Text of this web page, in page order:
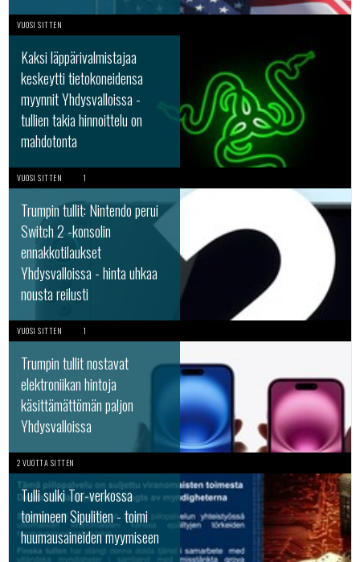
VUOSI SITTEN
Kaksi läppärivalmistajaa
keskeytti tietokoneidensa
myynnit Yhdysvalloissa -
tullien takia hinnoittelu on
mahdotonta
VUOSI SITTEN 1
Trumpin tullit: Nintendo perui
Switch 2 -konsolin
ennakkotilaukset
Yhdysvalloissa - hinta uhkaa
nousta reilusti
VUOSI SITTEN 1
Trumpin tullit nostavat
elektroniikan hintoja
käsittämättömän paljon
Yhdysvalloissa
2 VUOTTA SITTEN
Tulli sulki Tor-verkossa
toimineen Sipulitien - toimi
huumausaineiden myymiseen